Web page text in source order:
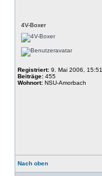
4V-Boxer
Registriert: 9. Mai 2006, 15:51
Beiträge: 455
Wohnort: NSU-Amorbach
Nach oben